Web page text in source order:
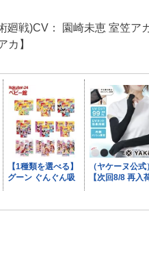
廻戦)CV： 園崎未恵 室笠
カ】